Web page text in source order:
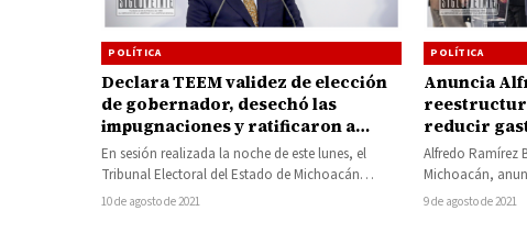
POLÍTICA
Declara TEEM validez de elección
de gobernador, desechó las
impugnaciones y ratificaron a
Alfredo Ramírez como
gobernador electo
En sesión realizada la noche de este lunes, el
Tribunal Electoral del Estado de Michoacán
(TEEM) validó la elección a…
10 de agosto de 2021
POLÍTICA
Anuncia
reducir
inversiones
Alfredo Ramírez
Michoacán,
se
9 de agosto de 2021